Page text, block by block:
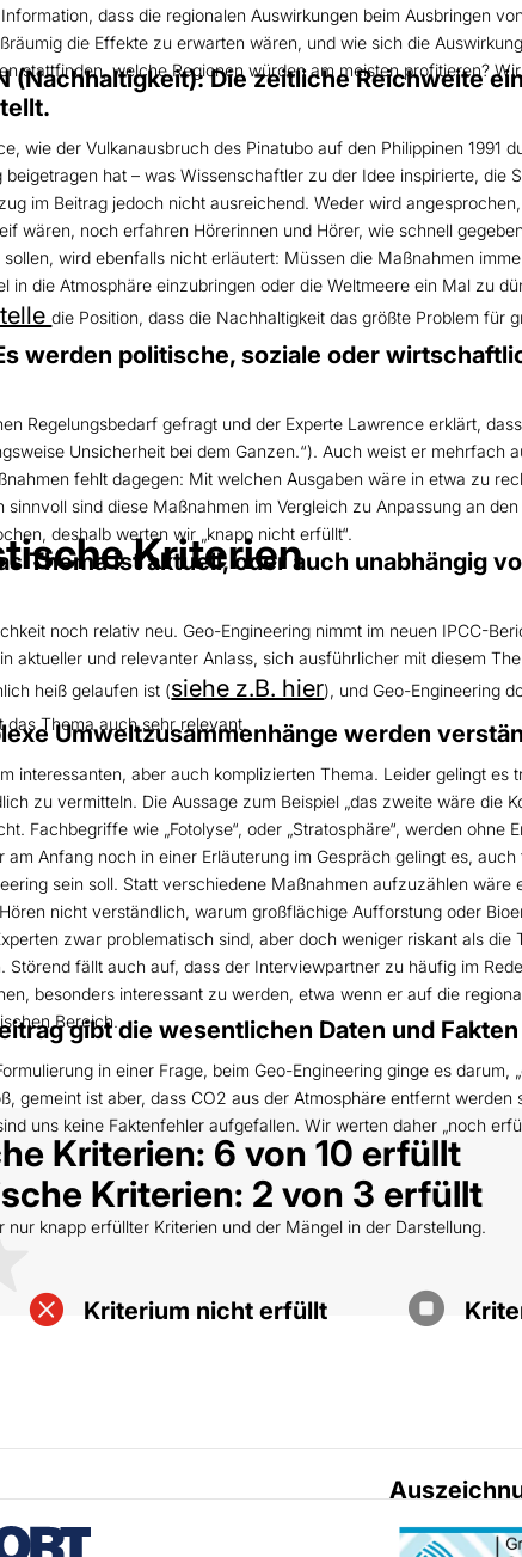
dass die regionalen Auswirkungen beim Ausbringen
die Effekte zu erwarten wären, und wie sich die
stattfinden, welche Regionen würden am meisten profitieren?
(Nachhaltigkeit): Die zeitliche Reichweite
wie der Vulkanausbruch des Pinatubo auf den Philippinen 1991
hat – was Wissenschaftler zu der Idee inspirierte, die
im Beitrag jedoch nicht ausreichend. Weder wird
wären, noch erfahren Hörerinnen und Hörer, wie schnell
wird ebenfalls nicht erläutert: Müssen die Maßnahmen
in die Atmosphäre einzubringen oder die Weltmeere ein Mal zu
die Position, dass die Nachhaltigkeit das größte Problem für
Es werden politische, soziale oder
Regelungsbedarf gefragt und der Experte Lawrence erklärt,
Unsicherheit bei dem Ganzen.“). Auch weist er mehrfach
fehlt dagegen: Mit welchen Ausgaben wäre in etwa zu
sind diese Maßnahmen im Vergleich zu Anpassung an
deshalb werten wir „knapp nicht erfüllt“.
Kriterien
Thema ist aktuell, oder auch unabhängig
noch relativ neu. Geo-Engineering nimmt im neuen IPCC-
aktueller und relevanter Anlass, sich ausführlicher mit diesem
heiß gelaufen ist (siehe z.B. hier), und Geo-Engineering
das Thema auch sehr relevant.
Umweltzusammenhänge werden
interessanten, aber auch komplizierten Thema. Leider gelingt
zu vermitteln. Die Aussage zum Beispiel „das zweite wäre die
Fachbegriffe wie „Fotolyse“, oder „Stratosphäre“, werden ohne
am Anfang noch in einer Erläuterung im Gespräch gelingt es,
sein soll. Statt verschiedene Maßnahmen aufzuzählen
nicht verständlich, warum großflächige Aufforstung oder
zwar problematisch sind, aber doch weniger riskant als
Störend fällt auch auf, dass der Interviewpartner zu häufig im
besonders interessant zu werden, etwa wenn er auf die
Bereich.gibt die wesentlichen Daten und
in einer Frage, beim Geo-Engineering ginge es darum,
gemeint ist aber, dass CO2 aus der Atmosphäre entfernt
uns keine Faktenfehler aufgefallen. Wir werten daher „noch
Kriterien: 6 von 10 erfüllt
Kriterien: 2 von 3 erfüllt
knapp erfüllter Kriterien und der Mängel in der Darstellung.
 Kriterium nicht erfüllt 